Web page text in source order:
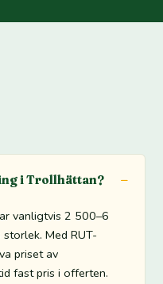
i Trollhättan?
vanligtvis 2 500–6
Med RUT-
priset av
fast pris i offerten.